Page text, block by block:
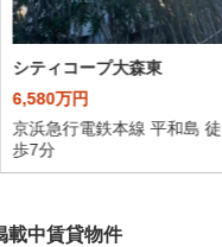
シティコープ大森東
6,580万円
京浜急行電鉄本線 平和島 徒
歩7分
載中賃貸物件